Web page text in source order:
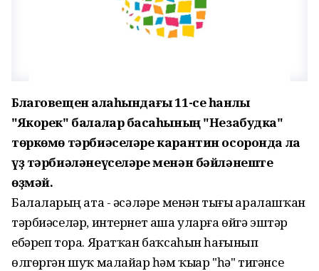
Благовещен ҡалаһындағы 11-се һанлы
"Якорек" балалар баҡсаһының "Незабудка"
төркөмө тәрбиәселәре карантин осоронда ла
үҙ тәрбиәләнеүселәре менән бәйләнеште
өҙмәй.
Балаларҙың ата - әсәләре менән тығыҙ аралашҡан
тәрбиәселәр, интернет аша уларға өйгә эштәр
ебәреп тора. Яратҡан баҡсаһын һағынып
өлгөргән шуҡ малайҙар һәм ҡыҙҙар "һә" тигәнсе